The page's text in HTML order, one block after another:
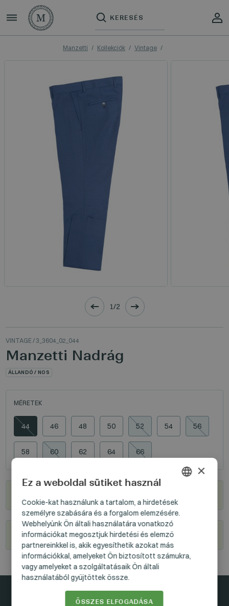
Manzetti Kollekciók Vintage
1/2
VINTAGE/ 3_3604_02_044
Manzetti Nadrág
ÁLLANDÓ / NOS
MÉRETEK
44 46 48 50 52 54 56
58 60 62 64 66
Legyél viszonteladónk
HUNGARIAN
GERMAN
ENGLISH
×
Ez a weboldal sütiket használ
Cookie-kat használunk a tartalom, a hirdetések
személyre szabására és a forgalom elemzésére.
Webhelyünk Ön általi használatára vonatkozó
információkat megosztjuk hirdetési és elemző
partnereinkkel is, akik egyesíthetik azokat más
információkkal, amelyeket Ön biztosított számukra,
vagy amelyeket a szolgáltatásaik Ön általi
használatából gyűjtöttek össze.
ÖSSZES ELFOGADÁSA